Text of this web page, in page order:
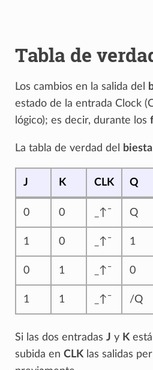
Tabla de
Los cambios en la salida del
estado de la entrada Clock
lógico); es decir, durante los
La tabla de verdad del
J K CLK Q
0 0 _↑¯ Q
1 0 _↑¯ 1
0 1 _↑¯ 0
1 1 _↑¯ /Q
Si las dos entradas J y K
subida en CLKlas salidas